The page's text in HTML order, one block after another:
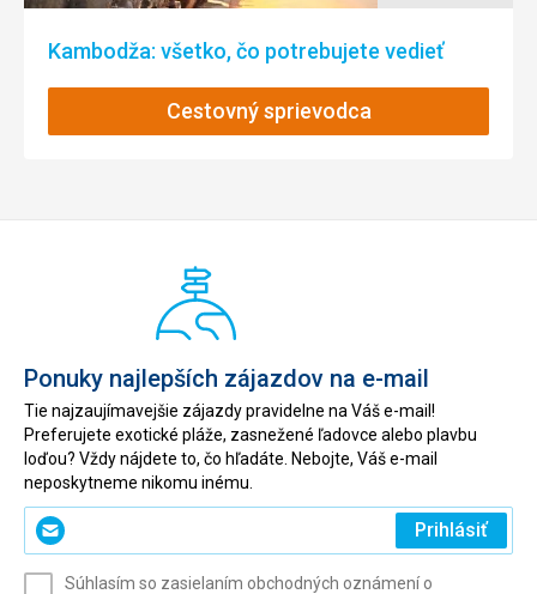
Kambodža: všetko, čo potrebujete vedieť
Cestovný sprievodca
Ponuky najlepších zájazdov na e-mail
Tie najzaujímavejšie zájazdy pravidelne na Váš e-mail!
Preferujete exotické pláže, zasnežené ľadovce alebo plavbu
loďou? Vždy nájdete to, čo hľadáte. Nebojte, Váš e-mail
neposkytneme nikomu inému.
Zadajte
svoj
Prihlásiť
Súhlasím so zasielaním obchodných oznámení o